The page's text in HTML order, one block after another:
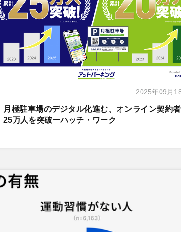
2025年09月
月極駐車場のデジタル化進む、オンライン契約
25万人を突破ーハッチ・ワーク